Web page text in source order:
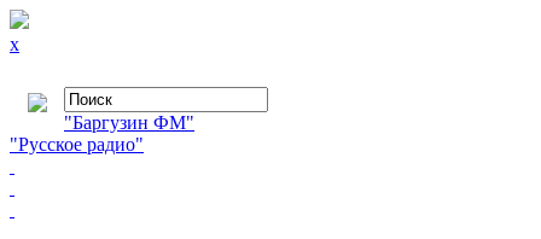
x
"Баргузин ФМ"
"Русское радио"